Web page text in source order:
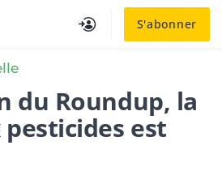
S'abonner
du Roundup, la
est